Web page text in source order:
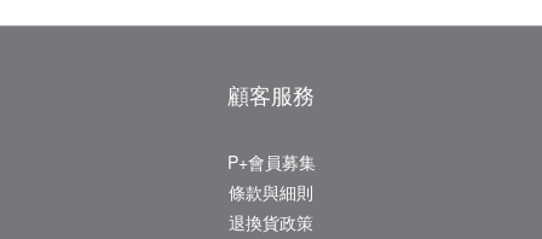
顧客服務
P+會員募集
條款與細則
退換貨政策